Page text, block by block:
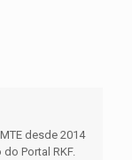
desde 2014
Portal RKF.